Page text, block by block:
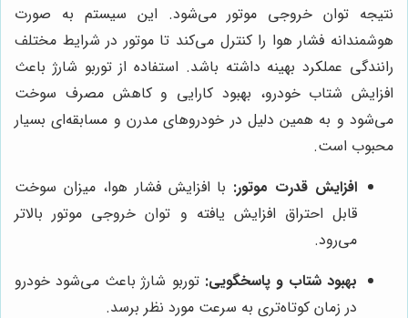
نتیجه توان خروجی موتور می‌شود. این سیستم به صورت
هوشمندانه فشار هوا را کنترل می‌کند تا موتور در شرایط مختلف
رانندگی عملکرد بهینه داشته باشد. استفاده از توربو شارژ باعث
افزایش شتاب خودرو، بهبود کارایی و کاهش مصرف سوخت
می‌شود و به همین دلیل در خودروهای مدرن و مسابقه‌ای بسیار
محبوب است.
افزایش قدرت موتور: با افزایش فشار هوا، میزان سوخت
قابل احتراق افزایش یافته و توان خروجی موتور بالاتر
می‌رود.
بهبود شتاب و پاسخگویی: توربو شارژ باعث می‌شود خودرو
در زمان کوتاه‌تری به سرعت مورد نظر برسد.